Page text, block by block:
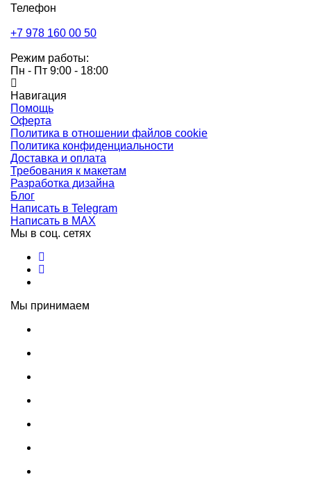
Телефон
+7 978 160 00 50
Режим работы:
Пн - Пт 9:00 - 18:00
Навигация
Помощь
Оферта
Политика в отношении файлов cookie
Политика конфиденциальности
Доставка и оплата
Требования к макетам
Разработка дизайна
Блог
Написать в Telegram
Написать в MAX
Мы в соц. сетях
Мы принимаем